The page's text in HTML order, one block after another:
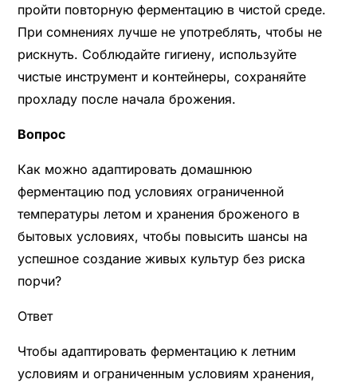
пройти повторную ферментацию в чистой среде.
При сомнениях лучше не употреблять, чтобы не
рискнуть. Соблюдайте гигиену, используйте
чистые инструмент и контейнеры, сохраняйте
прохладу после начала брожения.
Вопрос
Как можно адаптировать домашнюю
ферментацию под условиях ограниченной
температуры летом и хранения броженого в
бытовых условиях, чтобы повысить шансы на
успешное создание живых культур без риска
порчи?
Ответ
Чтобы адаптировать ферментацию к летним
условиям и ограниченным условиям хранения,